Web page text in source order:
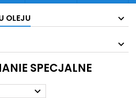
OLEJU
SPECJALNE
